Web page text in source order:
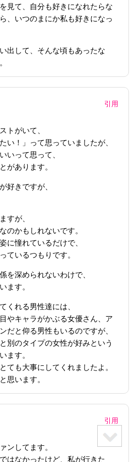
見て、自分も好きになれたらな
、いつのまにか私も好きになっ
出して、そんな頃もあったな
引用
トがいて、
い！」って思っていましたが、
いって思って、
があります。
好きですが、
すが、
のかもしれないです。
に憧れているだけで、
ているつもりです。
を深められないわけで、
ます。
くれる男性達には、
やキャラがかぶる女優さん、ア
だと仰る男性もいるのですが、
別のタイプの女性が好みという
ます。
ても大事にしてくれましたよ。
思います。
引用
ンしてます。
はなかったけど、私が行きた